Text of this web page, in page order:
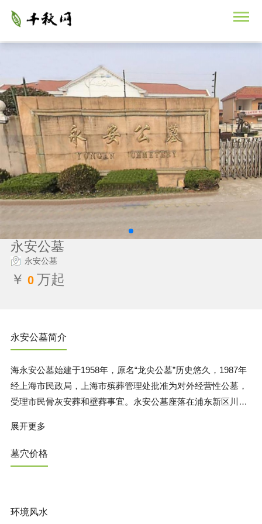
永安公墓
永安公墓
￥ 0 万起
永安公墓简介
海永安公墓始建于1958年，原名“龙尖公墓”历史悠久，1987年
经上海市民政局，上海市殡葬管理处批准为对外经营性公墓，
受理市民骨灰安葬和壁葬事宜。永安公墓座落在浦东新区川沙
地167亩，环境幽雅，地势高爽，总体布局和墓区设施上更完
善和合理化。墓区绿化四季常青是故人的理想安葬之地，人生
的后花园。公墓现有墓葬区、壁葬区、艺术墓区三大部分，规
展开更多
墓穴价格
环境风水